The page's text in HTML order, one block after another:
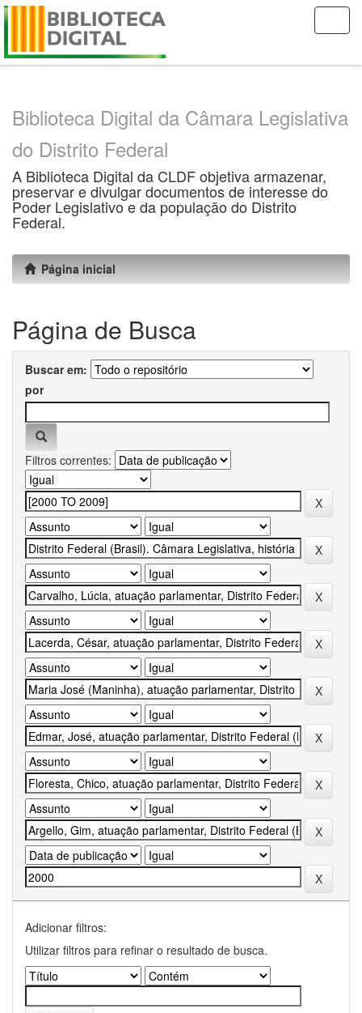
Skip
Biblioteca Digital da Câmara Legislativa
do Distrito Federal
A Biblioteca Digital da CLDF objetiva armazenar,
preservar e divulgar documentos de interesse do
Poder Legislativo e da população do Distrito
Federal.
Página inicial
Página de Busca
Buscar em:
por
Filtros correntes:
Adicionar filtros:
Utilizar filtros para refinar o resultado de busca.